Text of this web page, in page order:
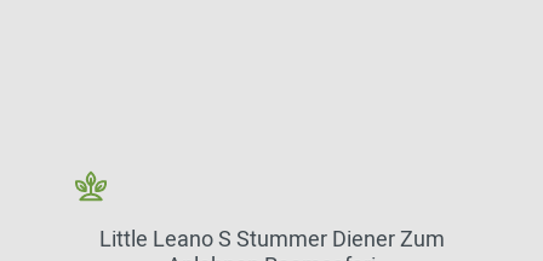
Little Leano S Stummer Diener Zum